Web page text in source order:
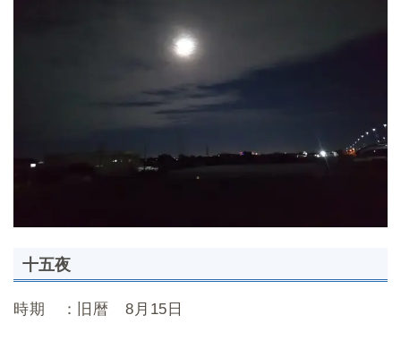
十五夜
時期 ：旧暦 8月15日